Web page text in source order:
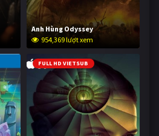
Anh Hùng Odyssey
954,369 lượt xem
FULL HD VIETSUB